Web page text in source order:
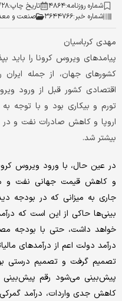
شماره روزنامه:۴۸۶۴ تاریخ چاپ:
شماره خبر:۳۶۴۴۷۶۶ صنعت و
مهدی کرباسیان
پیامدهای ویروس کرونا را باید
کشورهای جهان، از جمله
اقتصادی کشور قبل از ورود
تورم و بیکاری بود و با توجه
اروپا و کاهش صادرات نفت و
بیشتر شد.
در عین حال، با ورود ویروس
و کاهش قیمت جهانی نفت و
جاری به میزانی که در بودجه
خواهد داشت، حتی با بودجه
درآمد دولت اعم از درآمدهای
تصمیم گرفت و تصمیم درستی
پیش‌بینی می‌شود رقم
کاهش جدی واردات، درآمد